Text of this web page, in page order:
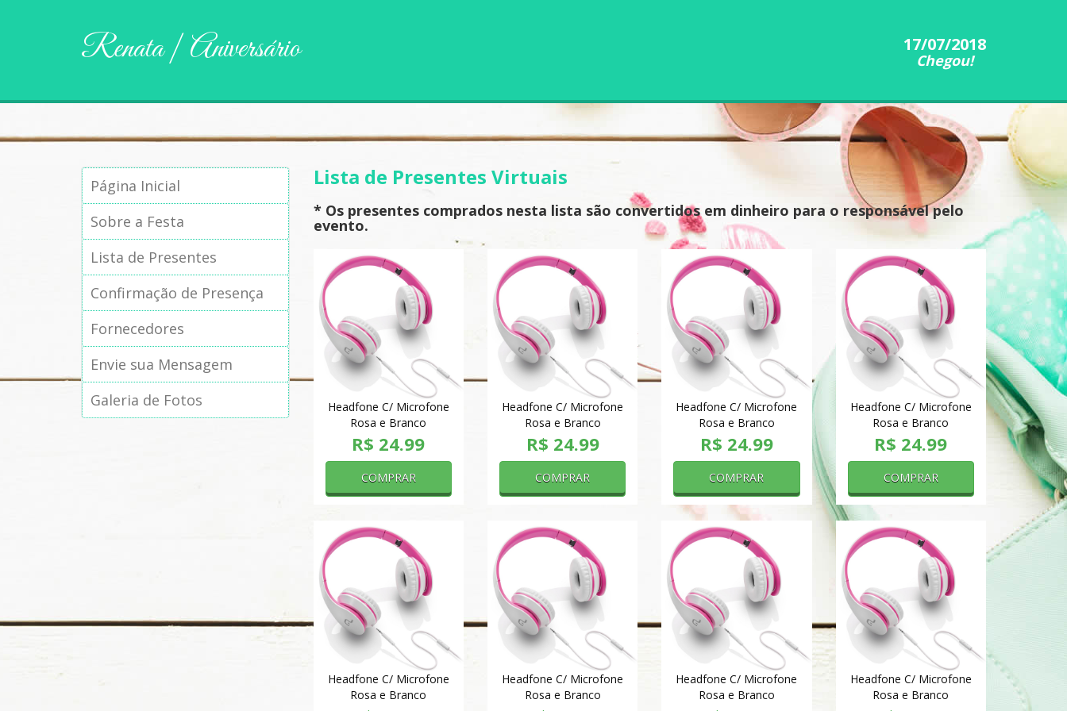
Renata | Aniversário 17/07/2018
Chegou!
Página Inicial
Sobre a Festa
Lista de Presentes
Confirmação de Presença
Fornecedores
Envie sua Mensagem
Galeria de Fotos
Lista de Presentes Virtuais
* Os presentes comprados nesta lista são convertidos em dinheiro para o responsável pelo
evento.
Headfone C/ Microfone
Rosa e Branco
R$ 24.99
COMPRAR
Headfone C/ Microfone
Rosa e Branco
R$ 24.99
COMPRAR
Headfone C/ Microfone
Rosa e Branco
R$ 24.99
COMPRAR
Headfone C/ Microfone
Rosa e Branco
R$ 24.99
COMPRAR
Headfone C/ Microfone
Rosa e Branco
Headfone C/ Microfone
Rosa e Branco
Headfone C/ Microfone
Rosa e Branco
Headfone C/ Microfone
Rosa e Branco